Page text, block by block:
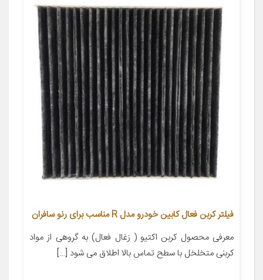
فیلتر کربن فعال کابین خودرو مدل R مناسب برای رنو سافران
معرفی محصول کربن اکتیو ( زغال فعال) به گروهی از مواد
کربنی متخلخل با سطح تماس بالا اطلاق می شود […]